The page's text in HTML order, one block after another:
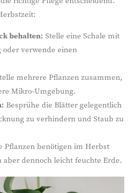
behalten: Stelle eine Schale mit
oder verwende einen
mehrere Pflanzen zusammen,
Mikro-Umgebung.
Besprühe die Blätter gelegentlich
zu verhindern und Staub zu
Pflanzen benötigen im Herbst
aber dennoch leicht feuchte Erde.